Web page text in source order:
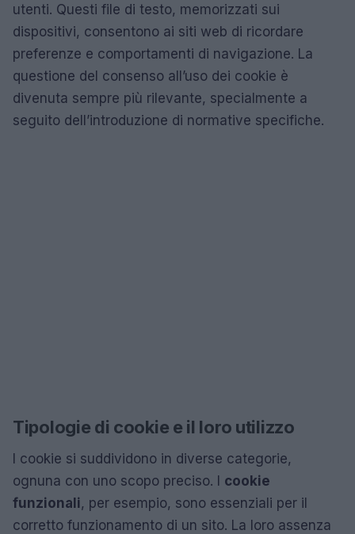
utenti. Questi file di testo, memorizzati sui
dispositivi, consentono ai siti web di ricordare
preferenze e comportamenti di navigazione. La
questione del consenso all’uso dei cookie è
divenuta sempre più rilevante, specialmente a
seguito dell’introduzione di normative specifiche.
Tipologie di cookie e il loro utilizzo
I cookie si suddividono in diverse categorie,
ognuna con uno scopo preciso. I cookie
funzionali, per esempio, sono essenziali per il
corretto funzionamento di un sito. La loro assenza